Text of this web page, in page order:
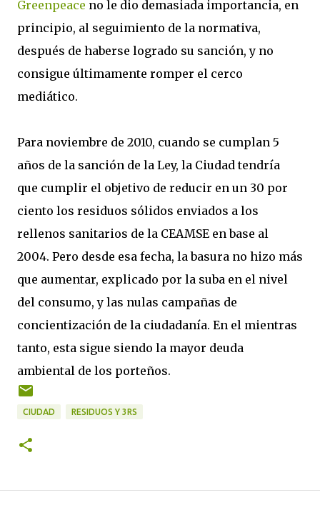
Greenpeace no le dio demasiada importancia, en
principio, al seguimiento de la normativa,
después de haberse logrado su sanción, y no
consigue últimamente romper el cerco
mediático.
Para noviembre de 2010, cuando se cumplan 5
años de la sanción de la Ley, la Ciudad tendría
que cumplir el objetivo de reducir en un 30 por
ciento los residuos sólidos enviados a los
rellenos sanitarios de la CEAMSE en base al
2004. Pero desde esa fecha, la basura no hizo más
que aumentar, explicado por la suba en el nivel
del consumo, y las nulas campañas de
concientización de la ciudadanía. En el mientras
tanto, esta sigue siendo la mayor deuda
ambiental de los porteños.
CIUDAD RESIDUOS Y 3RS